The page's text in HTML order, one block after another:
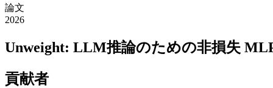
論文
2026
Unweight: LLM推論のための非損失
貢献者